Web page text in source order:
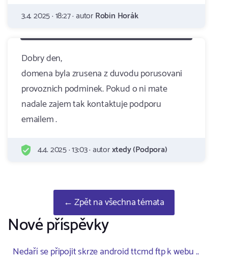
3.4. 2025 · 18:27 · autorRobin Horák
Dobry den,
domena byla zrusena z duvodu porusovani
provoznich podminek. Pokud o ni mate
nadale zajem tak kontaktuje podporu
emailem .
4.4. 2025 · 13:03 · autorxtedy (Podpora)
← Zpět na všechna témata
Nové příspěvky
Nedaří se připojit skrze android ttcmd ftp k webu ..